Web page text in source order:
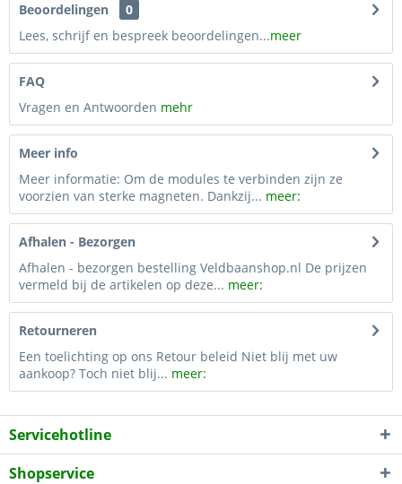
Beoordelingen
0
Lees, schrijf en bespreek beoordelingen...meer
FAQ
Vragen en Antwoorden mehr
Meer info
Meer informatie: Om de modules te verbinden zijn ze
voorzien van sterke magneten. Dankzij... meer:
Afhalen - Bezorgen
Afhalen - bezorgen bestelling Veldbaanshop.nl De prijzen
vermeld bij de artikelen op deze... meer:
Retourneren
Een toelichting op ons Retour beleid Niet blij met uw
aankoop? Toch niet blij... meer:
Servicehotline
Shopservice